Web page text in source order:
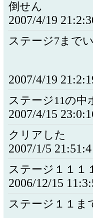
倒せん
2007/4/19
ステージ7までい
2007/4/19
ステージ11の中
2007/4/15
クリアした
2007/1/5 21:51:4
ステージ１１
2006/12/15
ステージ１１